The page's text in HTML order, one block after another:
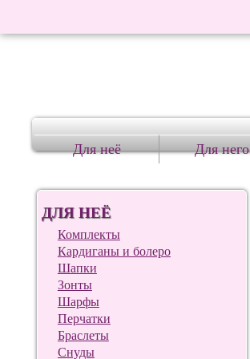
Для неё Для него
ДЛЯ НЕЁ
Комплекты
Кардиганы и болеро
Шапки
Зонты
Шарфы
Перчатки
Браслеты
Снуды